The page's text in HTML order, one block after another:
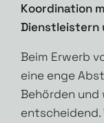
Koordination
Dienstleistern
Beim Erwerb
eine enge
Behörden
entscheidend.